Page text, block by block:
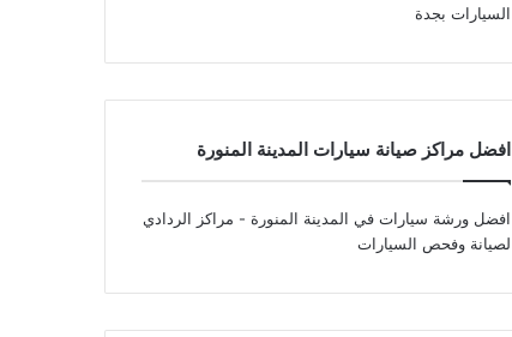
السيارات بجدة
افضل مراكز صيانة سيارات المدينة المنورة
افضل ورشة سيارات في المدينة المنورة - مراكز الردادي
لصيانة وفحص السيارات